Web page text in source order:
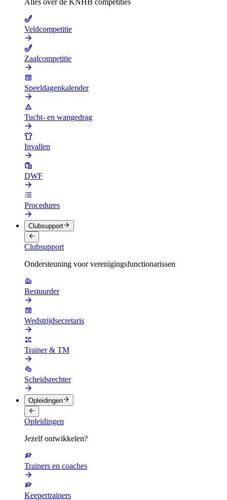
Veldcompetitie
Zaalcompetitie
Speeldagenkalender
Tucht- en wangedrag
Invallen
DWF
Procedures
Clubsupport
Clubsupport
Ondersteuning voor verenigingsfunctionarissen
Bestuurder
Wedstrijdsecretaris
Trainer & TM
Scheidsrechter
Opleidingen
Opleidingen
Jezelf ontwikkelen?
Trainers en coaches
Keepertrainers